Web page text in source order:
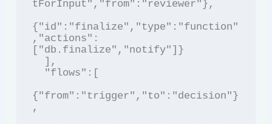
tForInput","from":"reviewer"},
{"id":"finalize","type":"function"
,"actions":
["db.finalize","notify"]}
{"from":"trigger","to":"decision"}
,